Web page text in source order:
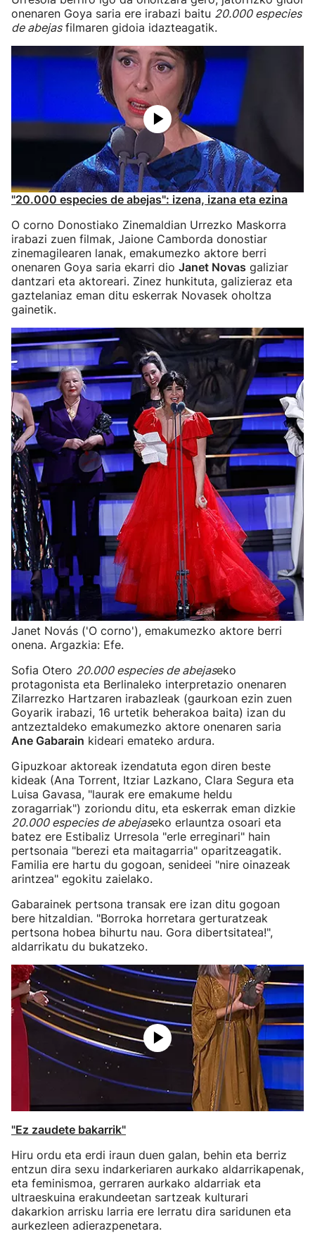
onenaren Goya saria ere irabazi baitu 20.000 especies
de abejasfilmaren gidoia idazteagatik.
"20.000 especies de abejas": izena, izana eta ezina
O corno Donostiako Zinemaldian Urrezko Maskorra
irabazi zuen filmak, Jaione Camborda donostiar
zinemagilearen lanak, emakumezko aktore berri
onenaren Goya saria ekarri dio Janet Novas galiziar
dantzari eta aktoreari. Zinez hunkituta, galizieraz eta
gaztelaniaz eman ditu eskerrak Novasek oholtza
gainetik.
Janet Novás ('O corno'), emakumezko aktore berri
onena. Argazkia: Efe.
Sofia Otero 20.000 especies de abejaseko
protagonista eta Berlinaleko interpretazio onenaren
Zilarrezko Hartzaren irabazleak (gaurkoan ezin zuen
Goyarik irabazi, 16 urtetik beherakoa baita) izan du
antzeztaldeko emakumezko aktore onenaren saria
Ane Gabarain kideari emateko ardura.
Gipuzkoar aktoreak izendatuta egon diren beste
kideak (Ana Torrent, Itziar Lazkano, Clara Segura eta
Luisa Gavasa, "laurak ere emakume heldu
zoragarriak") zoriondu ditu, eta eskerrak eman dizkie
20.000 especies de abejaseko erlauntza osoari eta
batez ere Estibaliz Urresola "erle erreginari" hain
pertsonaia "berezi eta maitagarria" oparitzeagatik.
Familia ere hartu du gogoan, senideei "nire oinazeak
arintzea" egokitu zaielako.
Gabarainek pertsona transak ere izan ditu gogoan
bere hitzaldian. "Borroka horretara gerturatzeak
pertsona hobea bihurtu nau. Gora dibertsitatea!",
aldarrikatu du bukatzeko.
"Ez zaudete bakarrik"
Hiru ordu eta erdi iraun duen galan, behin eta berriz
entzun dira sexu indarkeriaren aurkako aldarrikapenak,
eta feminismoa, gerraren aurkako aldarriak eta
ultraeskuina erakundeetan sartzeak kulturari
dakarkion arrisku larria ere lerratu dira saridunen eta
aurkezleen adierazpenetara.